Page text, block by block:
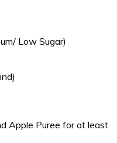
Low Sugar)
Apple Puree for at least